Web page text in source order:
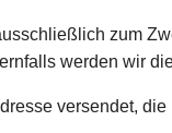
zum
werden wir
versendet,